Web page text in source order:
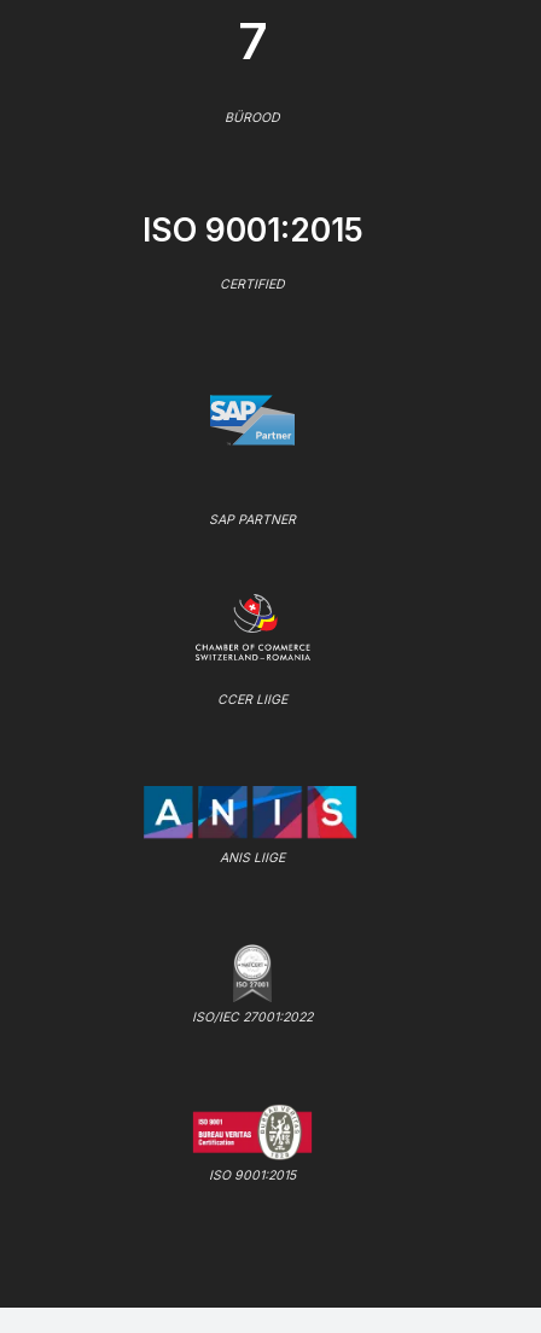
7
BÜROOD
ISO 9001:2015
CERTIFIED
SAP PARTNER
CCER LIIGE
ANIS LIIGE
ISO/IEC 27001:2022
ISO 9001:2015